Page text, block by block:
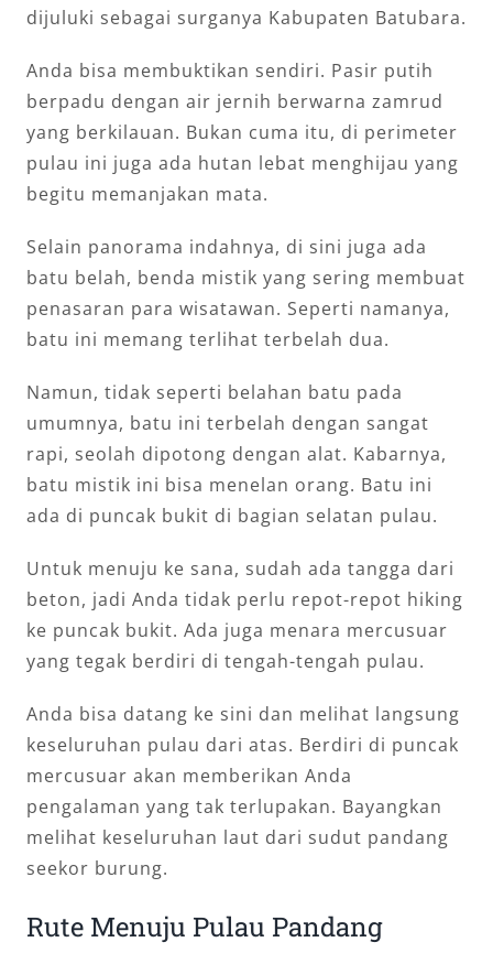
dijuluki sebagai surganya Kabupaten Batubara.
Anda bisa membuktikan sendiri. Pasir putih
berpadu dengan air jernih berwarna zamrud
yang berkilauan. Bukan cuma itu, di perimeter
pulau ini juga ada hutan lebat menghijau yang
begitu memanjakan mata.
Selain panorama indahnya, di sini juga ada
batu belah, benda mistik yang sering membuat
penasaran para wisatawan. Seperti namanya,
batu ini memang terlihat terbelah dua.
Namun, tidak seperti belahan batu pada
umumnya, batu ini terbelah dengan sangat
rapi, seolah dipotong dengan alat. Kabarnya,
batu mistik ini bisa menelan orang. Batu ini
ada di puncak bukit di bagian selatan pulau.
Untuk menuju ke sana, sudah ada tangga dari
beton, jadi Anda tidak perlu repot-repot hiking
ke puncak bukit. Ada juga menara mercusuar
yang tegak berdiri di tengah-tengah pulau.
Anda bisa datang ke sini dan melihat langsung
keseluruhan pulau dari atas. Berdiri di puncak
mercusuar akan memberikan Anda
pengalaman yang tak terlupakan. Bayangkan
melihat keseluruhan laut dari sudut pandang
seekor burung.
Rute Menuju Pulau Pandang